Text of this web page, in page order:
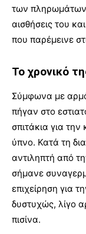
των πληρωμάτων
αισθήσεις του
που παρέμεινε
Το χρονικό
Σύμφωνα με
πήγαν στο
σπιτάκια για
ύπνο. Κατά τη
αντιληπτή από
σήμανε
επιχείρηση για
δυστυχώς, λίγο
πισίνα.